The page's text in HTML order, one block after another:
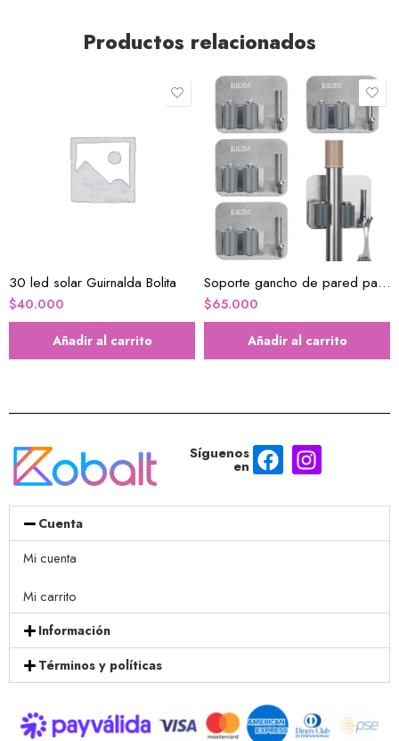
Productos relacionados
30 led solar Guirnalda Bolita
$40.000
Añadir al carrito
Soporte gancho de pared para escoba x3
$65.000
Añadir al carrito
Síguenos
en
Cuenta
Mi cuenta
Mi carrito
Información
Términos y políticas